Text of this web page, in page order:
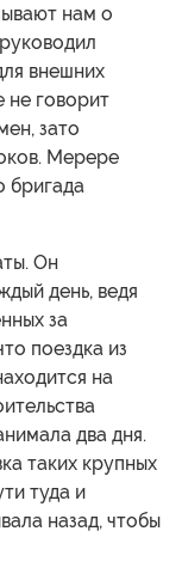
нам о
внешних
не говорит
зато
Мерере
бригада
Он
день, ведя
за
поездка из
на
два дня.
таких крупных
туда и
назад, чтобы